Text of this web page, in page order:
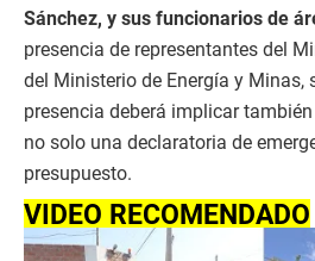
Sánchez, y sus funcionarios de
presencia de representantes del
del Ministerio de Energía y Minas,
presencia deberá implicar
no solo una declaratoria de
presupuesto.
VIDEO RECOMENDADO